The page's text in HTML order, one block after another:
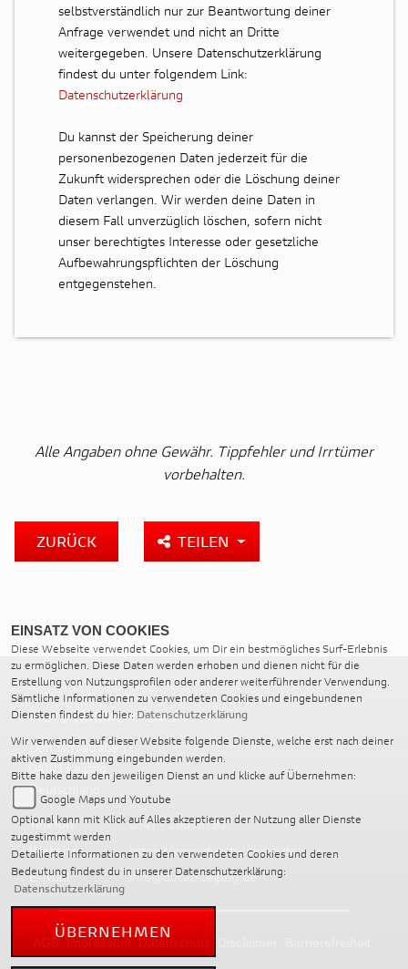
selbstverständlich nur zur Beantwortung deiner
Anfrage verwendet und nicht an Dritte
weitergegeben. Unsere Datenschutzerklärung
findest du unter folgendem Link:
Datenschutzerklärung
Du kannst der Speicherung deiner
personenbezogenen Daten jederzeit für die
Zukunft widersprechen oder die Löschung deiner
Daten verlangen. Wir werden deine Daten in
diesem Fall unverzüglich löschen, sofern nicht
unser berechtigtes Interesse oder gesetzliche
Aufbewahrungspflichten der Löschung
entgegenstehen.
Alle Angaben ohne Gewähr. Tippfehler und Irrtümer
vorbehalten.
ZURÜCK TEILEN
MOTO WARMUTH GMBH
Dohnanyistraße 11
04103 Leipzig
Deutschland
Telefon:
0341 - 26696190
Website:
https://www.ducati-leipzig.de
E-Mail:
info@ducati-leipzig.de
EINSATZ VON COOKIES
Diese Webseite verwendet Cookies, um Dir ein bestmögliches Surf-Erlebnis
zu ermöglichen. Diese Daten werden erhoben und dienen nicht für die
Erstellung von Nutzungsprofilen oder anderer weiterführender Verwendung.
Sämtliche Informationen zu verwendeten Cookies und eingebundenen
Diensten findest du hier: Datenschutzerklärung
Wir verwenden auf dieser Website folgende Dienste, welche erst nach deiner
aktiven Zustimmung eingebunden werden.
Bitte hake dazu den jeweiligen Dienst an und klicke auf Übernehmen:
Google Maps und Youtube
Optional kann mit Klick auf Alles akzeptieren der Nutzung aller Dienste
zugestimmt werden
Detailierte Informationen zu den verwendeten Cookies und deren
Bedeutung findest du in unserer Datenschutzerklärung:
Datenschutzerklärung
ÜBERNEHMEN